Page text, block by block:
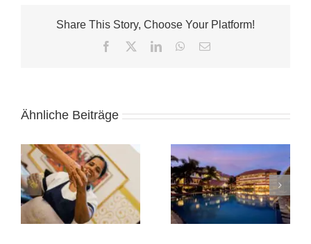
Share This Story, Choose Your Platform!
Facebook LinkedInWhatsApp
E-
Ähnliche Beiträge
Rajah Eco Beach
Nagath Ayurvedic
Hospital,
Thalavanikkara/
(Kerala) –
Ayurveda
Homestay